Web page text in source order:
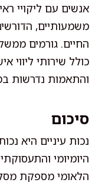
אנשים עם ליקויי
משמעותיים,
החיים. גורמים
כולל שירותי ליווי
והתאמות נדרשות
סיכום
נכות עיניים היא
היומיומי
הלאומי מספקת